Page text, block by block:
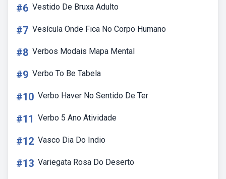
#6 Vestido De Bruxa Adulto
#7 Vesícula Onde Fica No Corpo Humano
#8 Verbos Modais Mapa Mental
#9 Verbo To Be Tabela
#10 Verbo Haver No Sentido De Ter
#11 Verbo 5 Ano Atividade
#12 Vasco Dia Do Indio
#13 Variegata Rosa Do Deserto